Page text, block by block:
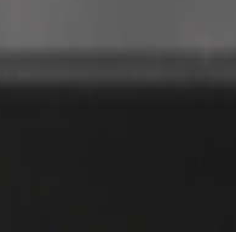
verstuurd